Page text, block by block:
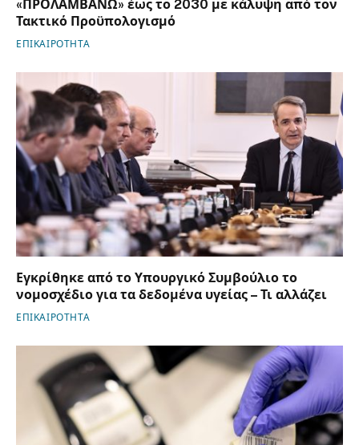
«ΠΡΟΛΑΜΒΑΝΩ» έως το 2030 με κάλυψη από τον
Τακτικό Προϋπολογισμό
ΕΠΙΚΑΙΡΟΤΗΤΑ
Εγκρίθηκε από το Υπουργικό Συμβούλιο το
νομοσχέδιο για τα δεδομένα υγείας – Τι αλλάζει
ΕΠΙΚΑΙΡΟΤΗΤΑ